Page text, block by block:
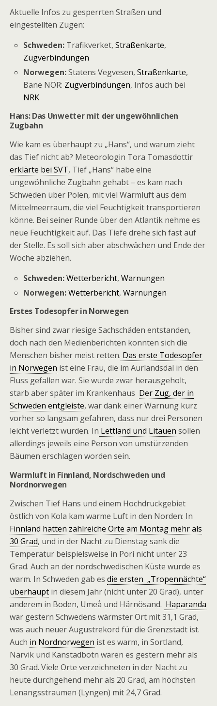
Aktuelle Infos zu gesperrten Straßen und
eingestellten Zügen:
Schweden: Trafikverket,Straßenkarte,
Zugverbindungen
Norwegen:Statens Vegvesen,Straßenkarte,
Bane NOR: Zugverbindungen, Infos auch bei
NRK
Hans: Das Unwetter mit der ungewöhnlichen
Zugbahn
Wie kam es überhaupt zu „Hans“, und warum zieht
das Tief nicht ab? Meteorologin Tora Tomasdottir
erklärte bei SVT, Tief „Hans“ habe eine
ungewöhnliche Zugbahn gehabt – es kam nach
Schweden über Polen, mit viel Warmluft aus dem
Mittelmeerraum, die viel Feuchtigkeit transportieren
könne. Bei seiner Runde über den Atlantik nehme es
neue Feuchtigkeit auf. Das Tiefe drehe sich fast auf
der Stelle. Es soll sich aber abschwächen und Ende der
Woche abziehen.
Schweden:Wetterbericht,Warnungen
Norwegen: Wetterbericht,Warnungen
Erstes Todesopfer in Norwegen
Bisher sind zwar riesige Sachschäden entstanden,
doch nach den Medienberichten konnten sich die
Menschen bisher meist retten. Das erste Todesopfer
in Norwegen ist eine Frau, die im Aurlandsdal in den
Fluss gefallen war. Sie wurde zwar herausgeholt,
starb aber später im Krankenhaus Der Zug, der in
Schweden entgleiste, war dank einer Warnung kurz
vorher so langsam gefahren, dass nur drei Personen
leicht verletzt wurden. In Lettland und Litauen sollen
allerdings jeweils eine Person von umstürzenden
Bäumen erschlagen worden sein.
Warmluft in Finnland, Nordschweden und
Nordnorwegen
Zwischen Tief Hans und einem Hochdruckgebiet
östlich von Kola kam warme Luft in den Norden: In
Finnland hatten zahlreiche Orte am Montag mehr als
30 Grad, und in der Nacht zu Dienstag sank die
Temperatur beispielsweise in Pori nicht unter 23
Grad. Auch an der nordschwedischen Küste wurde es
warm. In Schweden gab es die ersten „Tropennächte“
überhaupt in diesem Jahr (nicht unter 20 Grad), unter
anderem in Boden, Umeå und Härnösand. Haparanda
war gestern Schwedens wärmster Ort mit 31,1 Grad,
was auch neuer Augustrekord für die Grenzstadt ist.
Auch in Nordnorwegen ist es warm, in Sortland,
Narvik und Kanstadbotn waren es gestern mehr als
30 Grad. Viele Orte verzeichneten in der Nacht zu
heute durchgehend mehr als 20 Grad, am höchsten
Lenangsstraumen (Lyngen) mit 24,7 Grad.